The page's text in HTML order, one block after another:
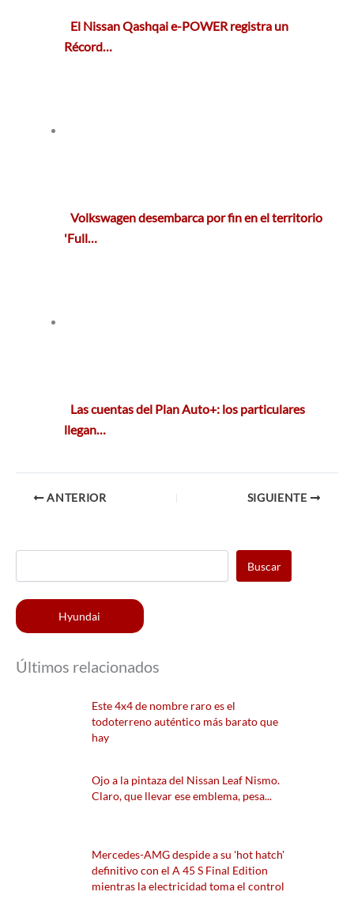
El Nissan Qashqai e-POWER registra un
Récord…
Volkswagen desembarca por fin en el territorio
'Full…
Las cuentas del Plan Auto+: los particulares
llegan…
ANTERIOR SIGUIENTE
Buscar
Hyundai
Últimos relacionados
Este 4x4 de nombre raro es el
todoterreno auténtico más barato que
hay
Ojo a la pintaza del Nissan Leaf Nismo.
Claro, que llevar ese emblema, pesa...
Mercedes-AMG despide a su 'hot hatch'
definitivo con el A 45 S Final Edition
mientras la electricidad toma el control